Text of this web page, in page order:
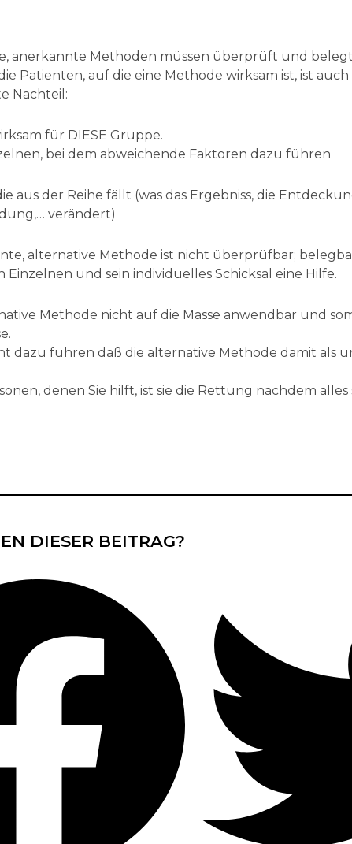
anerkannte Methoden müssen überprüft und
Patienten, auf die eine Methode wirksam ist, ist
Nachteil:
für DIESE Gruppe.
bei dem abweichende Faktoren dazu führen
aus der Reihe fällt (was das Ergebniss, die
verändert)
alternative Methode ist nicht überprüfbar;
Einzelnen und sein individuelles Schicksal eine Hilfe.
Methode nicht auf die Masse anwendbar und
dazu führen daß die alternative Methode damit als
denen Sie hilft, ist sie die Rettung nachdem
DIESER BEITRAG?